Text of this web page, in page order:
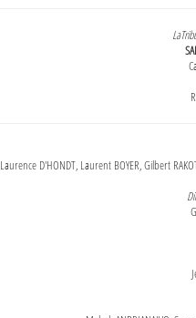
Laurence D'HONDT, Laurent BOYER, Gilbert